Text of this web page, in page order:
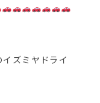
ズミヤドライ